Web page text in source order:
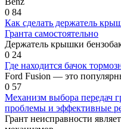
0 84
Как сделать держатель
Гранта самостоятельно
Держатель крышки
0 24
Где находится бачок
Ford Fusion — это
0 57
Механизм выбора передач
проблемы и эффективные
Грант неисправности